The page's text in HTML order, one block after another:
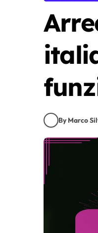
By Marco